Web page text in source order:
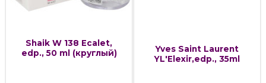
Shaik W 138 Ecalet,
edp., 50 ml (круглый)
Yves Saint Laurent
YL'Elexir,edp., 35ml